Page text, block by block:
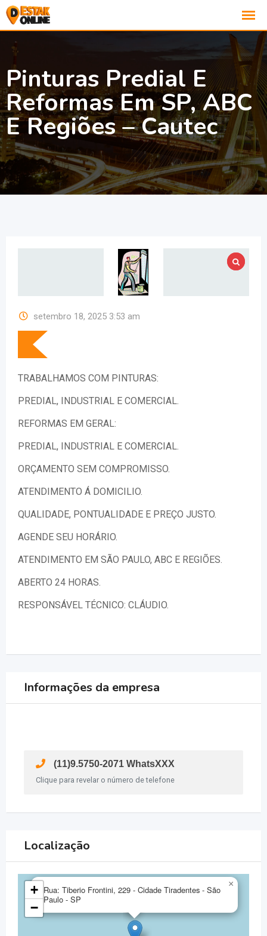
Pinturas Predial E
Reformas Em SP, ABC
E Regiões – Cautec
setembro 18, 2025 3:53 am
TRABALHAMOS COM PINTURAS:
PREDIAL, INDUSTRIAL E COMERCIAL.
REFORMAS EM GERAL:
PREDIAL, INDUSTRIAL E COMERCIAL.
ORÇAMENTO SEM COMPROMISSO.
ATENDIMENTO Á DOMICILIO.
QUALIDADE, PONTUALIDADE E PREÇO JUSTO.
AGENDE SEU HORÁRIO.
ATENDIMENTO EM SÃO PAULO, ABC E REGIÕES.
ABERTO 24 HORAS.
RESPONSÁVEL TÉCNICO: CLÁUDIO.
Informações da empresa
(11)9.5750-2071 WhatsXXX
Clique para revelar o número de telefone
Localização
Rua: Tiberio Frontini, 229 - Cidade Tiradentes - São
Paulo - SP
×
+
−